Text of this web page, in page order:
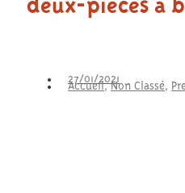
27/01/2021
Accueil,Non Classé